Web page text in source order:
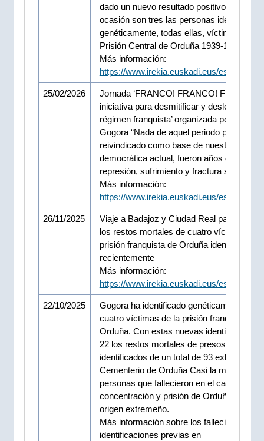
dado un nuevo resultado positivo, en esta
ocasión son tres las personas
genéticamente, todas ellas, víctimas de la
Prisión Central de Orduña 1939-1941.
Más información:
https://www.irekia.euskadi.eus/es/news/
25/02/2026
Jornada ‘FRANCO! FRANCO! FRANCO!
iniciativa para desmitificar y deslegitimar el
régimen franquista’ organizada por el
Gogora “Nada de aquel periodo puede ser
reivindicado como base de nuestra
democrática actual, fueron años de dolor,
represión, sufrimiento y fractura social”
Más información:
https://www.irekia.euskadi.eus/es/news/
26/11/2025
Viaje a Badajoz y Ciudad Real para
los restos mortales de cuatro víctimas de
prisión franquista de Orduña identificadas
recientemente
Más información:
https://www.irekia.euskadi.eus/es/news/
22/10/2025
Gogora ha identificado genéticamente a
cuatro víctimas de la prisión franquista de
Orduña. Con estas nuevas
22 los restos mortales de presos de la
identificados de un total de 93 exhumados
Cementerio de Orduña Casi la mitad de
personas que fallecieron en el campo de
concentración y prisión de Orduña eran de
origen extremeño.
Más información sobre los fallecidos e
identificaciones previas en